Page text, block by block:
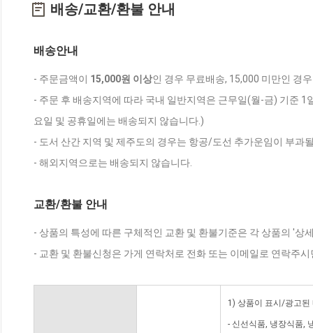
배송/교환/환불 안내
배송안내
- 주문금액이 15,000원 이상인 경우 무료배송, 15,000 미만인 경
- 주문 후 배송지역에 따라 국내 일반지역은 근무일(월-금) 기준
요일 및 공휴일에는 배송되지 않습니다.)
- 도서 산간 지역 및 제주도의 경우는 항공/도선 추가운임이 부과
- 해외지역으로는 배송되지 않습니다.
교환/환불 안내
- 상품의 특성에 따른 구체적인 교환 및 환불기준은 각 상품의 '상
- 교환 및 환불신청은 가게 연락처로 전화 또는 이메일로 연락주
1) 상품이 표시/광고된
- 신선식품, 냉장식품,